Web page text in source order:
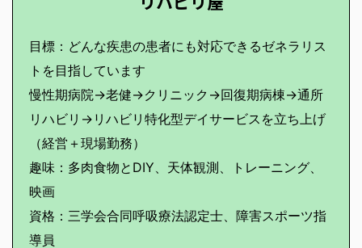
目標：どんな疾患の患者にも対応できるゼネラリス
トを目指しています
慢性期病院→老健→クリニック→回復期病棟→通所
リハビリ→リハビリ特化型デイサービスを立ち上げ
（経営＋現場勤務）
趣味：多肉食物とDIY、天体観測、トレーニング、
映画
資格：三学会合同呼吸療法認定士、障害スポーツ指
導員